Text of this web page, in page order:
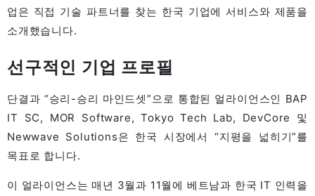
업은 직접 기술 파트너를 찾는 한국 기업에 서비스와 제품을
소개했습니다.
선구적인 기업 프로필
단결과 “승리-승리 마인드셋”으로 통합된 얼라이언스인 BAP
IT SC, MOR Software, Tokyo Tech Lab, DevCore 및
Newwave Solutions은 한국 시장에서 “지평을 넓히기”를
목표로 합니다.
이 얼라이언스는 매년 3월과 11월에 베트남과 한국 IT 인력을